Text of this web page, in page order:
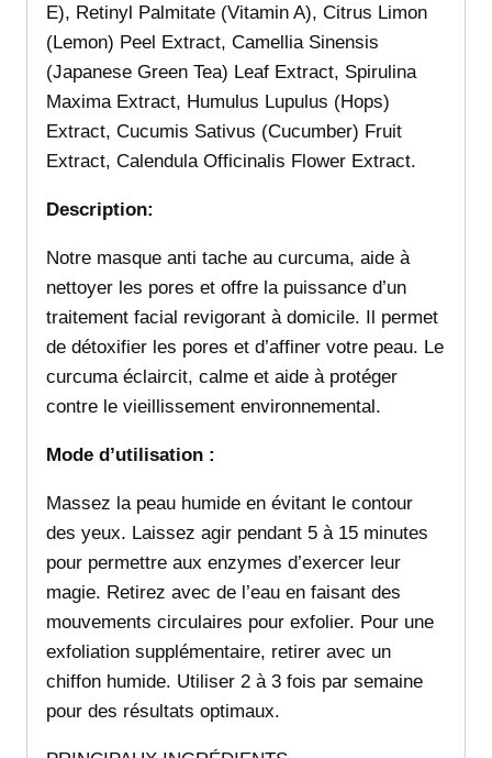
E), Retinyl Palmitate (Vitamin A), Citrus Limon
(Lemon) Peel Extract, Camellia Sinensis
(Japanese Green Tea) Leaf Extract, Spirulina
Maxima Extract, Humulus Lupulus (Hops)
Extract, Cucumis Sativus (Cucumber) Fruit
Extract, Calendula Officinalis Flower Extract.
Description:
Notre masque anti tache au curcuma, aide à
nettoyer les pores et offre la puissance d’un
traitement facial revigorant à domicile. Il permet
de détoxifier les pores et d’affiner votre peau. Le
curcuma éclaircit, calme et aide à protéger
contre le vieillissement environnemental.
Mode d’utilisation :
Massez la peau humide en évitant le contour
des yeux. Laissez agir pendant 5 à 15 minutes
pour permettre aux enzymes d’exercer leur
magie. Retirez avec de l’eau en faisant des
mouvements circulaires pour exfolier. Pour une
exfoliation supplémentaire, retirer avec un
chiffon humide. Utiliser 2 à 3 fois par semaine
pour des résultats optimaux.